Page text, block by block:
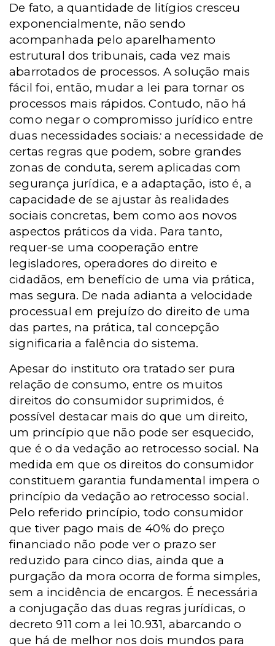
De fato, a quantidade de litígios cresceu
exponencialmente, não sendo
acompanhada pelo aparelhamento
estrutural dos tribunais, cada vez mais
abarrotados de processos. A solução mais
fácil foi, então, mudar a lei para tornar os
processos mais rápidos. Contudo, não há
como negar o compromisso jurídico entre
duas necessidades sociais:a necessidade de
certas regras que podem, sobre grandes
zonas de conduta, serem aplicadas com
segurança jurídica, e a adaptação, isto é, a
capacidade de se ajustar às realidades
sociais concretas, bem como aos novos
aspectos práticos da vida. Para tanto,
requer-se uma cooperação entre
legisladores, operadores do direito e
cidadãos, em benefício de uma via prática,
mas segura. De nada adianta a velocidade
processual em prejuízo do direito de uma
das partes, na prática, tal concepção
significaria a falência do sistema.
Apesar do instituto ora tratado ser pura
relação de consumo, entre os muitos
direitos do consumidor suprimidos, é
possível destacar mais do que um direito,
um princípio que não pode ser esquecido,
que é o da vedação ao retrocesso social. Na
medida em que os direitos do consumidor
constituem garantia fundamental impera o
princípio da vedação ao retrocesso social.
Pelo referido princípio, todo consumidor
que tiver pago mais de 40% do preço
financiado não pode ver o prazo ser
reduzido para cinco dias, ainda que a
purgação da mora ocorra de forma simples,
sem a incidência de encargos. É necessária
a conjugação das duas regras jurídicas, o
decreto 911 com a lei 10.931, abarcando o
que há de melhor nos dois mundos para